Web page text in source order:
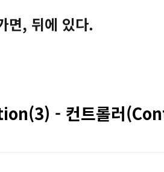
면, 뒤에 있다.
- 컨트롤러